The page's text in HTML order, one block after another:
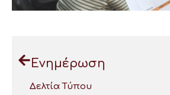
Ενημέρωση
Δελτία Τύπου